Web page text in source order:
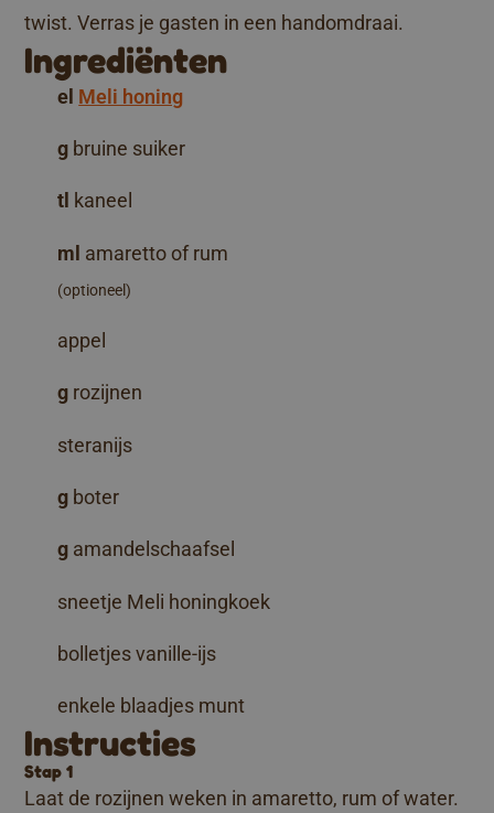
twist. Verras je gasten in een handomdraai.
Ingrediënten
el Meli honing
g bruine suiker
tl kaneel
ml amaretto of rum
(optioneel)
appel
g rozijnen
steranijs
g boter
g amandelschaafsel
sneetje Meli honingkoek
bolletjes vanille-ijs
enkele blaadjes munt
Instructies
Stap 1
Laat de rozijnen weken in amaretto, rum of water.